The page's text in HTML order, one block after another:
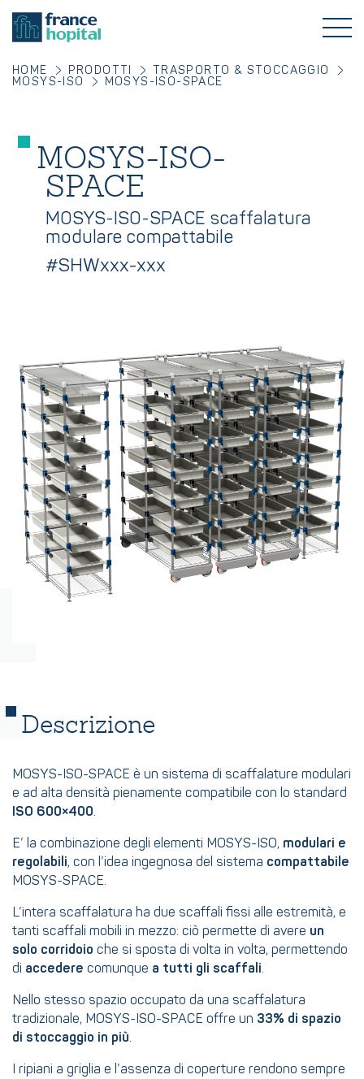
HOME PRODOTTI
TRASPORTO & STOCCAGGIO
MOSYS-ISO
MOSYS-ISO-SPACE
MOSYS-ISO-
SPACE
MOSYS-ISO-SPACE scaffalatura
modulare compattabile
#SHWxxx-xxx
Descrizione
MOSYS-ISO-SPACE è un sistema di scaffalature modulari
e ad alta densità pienamente compatibile con lo standard
ISO 600×400.
E’ la combinazione degli elementi MOSYS-ISO, modulari e
regolabili, con l’idea ingegnosa del sistema compattabile
MOSYS-SPACE.
L’intera scaffalatura ha due scaffali fissi alle estremità, e
tanti scaffali mobili in mezzo: ciò permette di avere un
solo corridoio che si sposta di volta in volta, permettendo
di accedere comunque a tutti gli scaffali.
Nello stesso spazio occupato da una scaffalatura
tradizionale, MOSYS-ISO-SPACE offre un 33% di spazio
di stoccaggio in più.
I ripiani a griglia e l’assenza di coperture rendono sempre